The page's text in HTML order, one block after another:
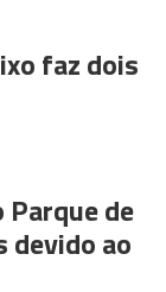
faz dois
de
devido ao